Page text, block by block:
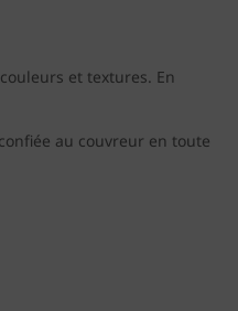
et textures. En
au couvreur en toute